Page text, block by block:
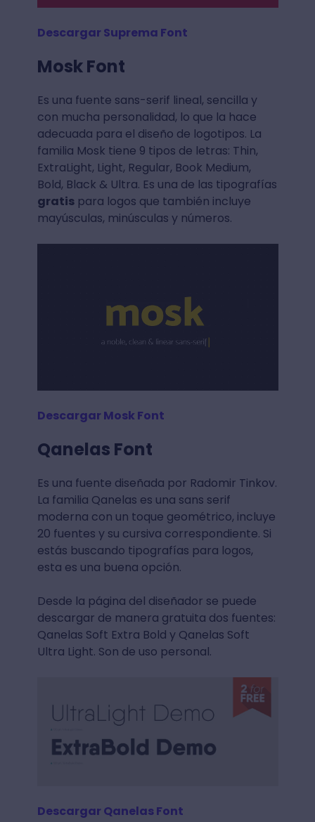
Descargar Suprema Font
Mosk Font
Es una fuente sans-serif lineal, sencilla y
con mucha personalidad, lo que la hace
adecuada para el diseño de logotipos. La
familia Mosk tiene 9 tipos de letras: Thin,
ExtraLight, Light, Regular, Book Medium,
Bold, Black & Ultra. Es una de las tipografías
gratispara logos que también incluye
mayúsculas, minúsculas y números.
Descargar Mosk Font
Qanelas Font
Es una fuente diseñada por Radomir Tinkov.
La familia Qanelas es una sans serif
moderna con un toque geométrico, incluye
20 fuentes y su cursiva correspondiente. Si
estás buscando tipografías para logos,
esta es una buena opción.
Desde la página del diseñador se puede
descargar de manera gratuita dos fuentes:
Qanelas Soft Extra Bold y Qanelas Soft
Ultra Light. Son de uso personal.
Descargar Qanelas Font